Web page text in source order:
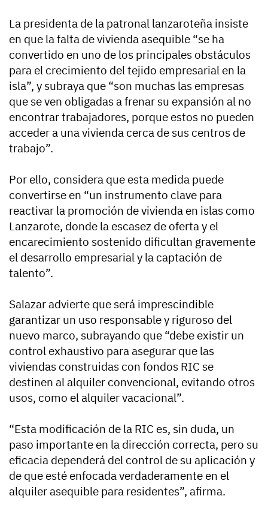
La presidenta de la patronal lanzaroteña insiste
en que la falta de vivienda asequible “se ha
convertido en uno de los principales obstáculos
para el crecimiento del tejido empresarial en la
isla”, y subraya que “son muchas las empresas
que se ven obligadas a frenar su expansión al no
encontrar trabajadores, porque estos no pueden
acceder a una vivienda cerca de sus centros de
trabajo”.
Por ello, considera que esta medida puede
convertirse en “un instrumento clave para
reactivar la promoción de vivienda en islas como
Lanzarote, donde la escasez de oferta y el
encarecimiento sostenido dificultan gravemente
el desarrollo empresarial y la captación de
talento”.
Salazar advierte que será imprescindible
garantizar un uso responsable y riguroso del
nuevo marco, subrayando que “debe existir un
control exhaustivo para asegurar que las
viviendas construidas con fondos RIC se
destinen al alquiler convencional, evitando otros
usos, como el alquiler vacacional”.
“Esta modificación de la RIC es, sin duda, un
paso importante en la dirección correcta, pero su
eficacia dependerá del control de su aplicación y
de que esté enfocada verdaderamente en el
alquiler asequible para residentes”, afirma.